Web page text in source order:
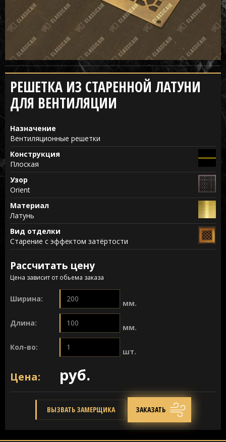
РЕШЕТКА ИЗ СТАРЕННОЙ ЛАТУНИ
ДЛЯ ВЕНТИЛЯЦИИ
Назначение
Вентиляционные решетки
Конструкция
Плоская
Узор
Orient
Материал
Латунь
Вид отделки
Старение с эффектом затёртости
Рассчитать цену
Цена зависит от обьема заказа
Ширина: мм.
Длина: мм.
Кол-во: шт.
Цена: руб.
ВЫЗВАТЬ ЗАМЕРЩИКА ЗАКАЗАТЬ